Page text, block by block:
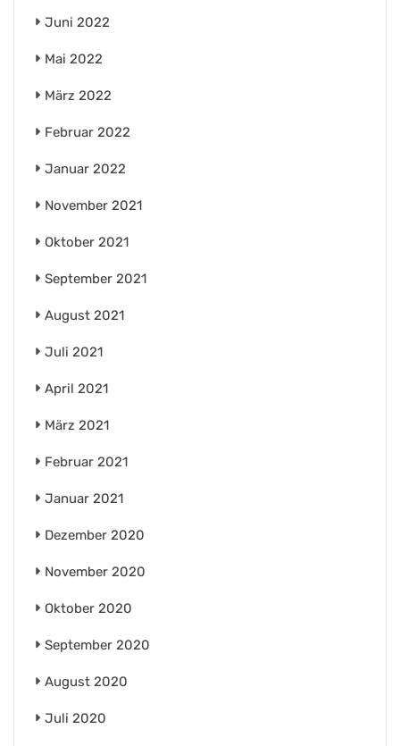
Juni 2022
Mai 2022
März 2022
Februar 2022
Januar 2022
November 2021
Oktober 2021
September 2021
August 2021
Juli 2021
April 2021
März 2021
Februar 2021
Januar 2021
Dezember 2020
November 2020
Oktober 2020
September 2020
August 2020
Juli 2020